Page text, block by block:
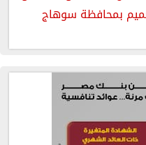
بمحافظة سوهاج